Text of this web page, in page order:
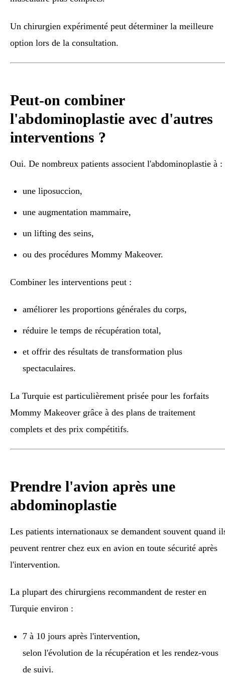
Un chirurgien expérimenté peut déterminer la meilleure
option lors de la consultation.
Peut-on combiner
l'abdominoplastie avec d'autres
interventions ?
Oui. De nombreux patients associent l'abdominoplastie à :
une liposuccion,
une augmentation mammaire,
un lifting des seins,
ou des procédures Mommy Makeover.
Combiner les interventions peut :
améliorer les proportions générales du corps,
réduire le temps de récupération total,
et offrir des résultats de transformation plus
spectaculaires.
La Turquie est particulièrement prisée pour les forfaits
Mommy Makeover grâce à des plans de traitement
complets et des prix compétitifs.
Prendre l'avion après une
abdominoplastie
Les patients internationaux se demandent souvent quand
peuvent rentrer chez eux en avion en toute sécurité après
l'intervention.
La plupart des chirurgiens recommandent de rester en
Turquie environ :
7 à 10 jours après l'intervention,
selon l'évolution de la récupération et les rendez-vous
de suivi.